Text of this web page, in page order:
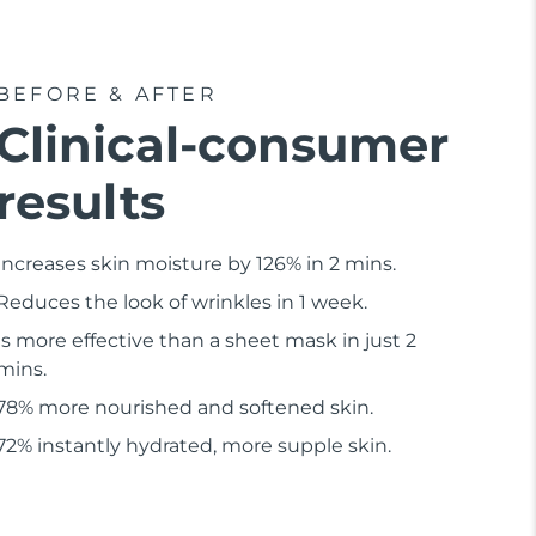
& AFTER
consumer
skin moisture by 126% in 2 mins.
the look of wrinkles in 1 week.
more effective than a sheet mask in just 2
more nourished and softened skin.
instantly hydrated, more supple skin.